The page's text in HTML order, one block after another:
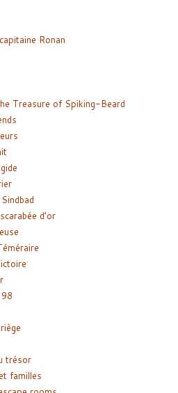
Ronan
Treasure of Spiking-Beard
d’or
trésor
familles